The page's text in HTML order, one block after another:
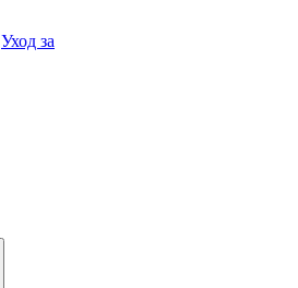
Уход за